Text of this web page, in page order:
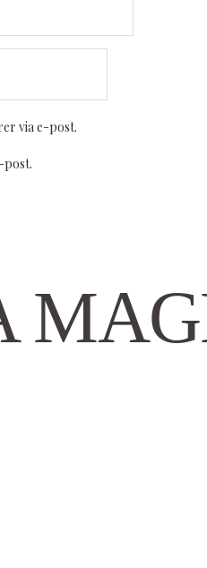
via e-post.
post.